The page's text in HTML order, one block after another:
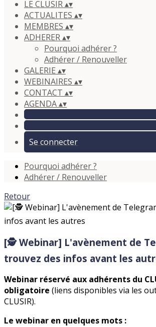
LE CLUSIR▴▾
ACTUALITES ▴▾
MEMBRES ▴▾
ADHERER▴▾
Pourquoi adhérer ?
Adhérer / Renouveller
GALERIE ▴▾
WEBINAIRES ▴▾
CONTACT ▴▾
AGENDA▴▾
Se connecter
Pourquoi adhérer ?
Adhérer / Renouveller
Retour
[🕵️ Webinar] L'avènement de
trouvez des infos avant les
Webinar réservé aux adhérents du
obligatoire (liens disponibles via les
CLUSIR).
Le webinar en quelques mots :